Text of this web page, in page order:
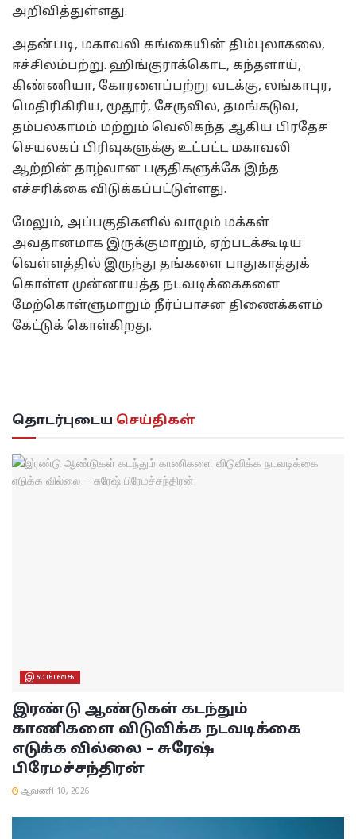
அறிவித்துள்ளது.
அதன்படி, மகாவலி கங்கையின் திம்புலாகலை,
ஈச்சிலம்பற்று. ஹிங்குராக்கொட, கந்தளாய்,
கிண்ணியா, கோரளைப்பற்று வடக்கு, லங்காபுர,
மெதிரிகிரிய, மூதூர், சேருவில, தமங்கடுவ,
தம்பலகாமம் மற்றும் வெலிகந்த ஆகிய பிரதேச
செயலகப் பிரிவுகளுக்கு உட்பட்ட மகாவலி
ஆற்றின் தாழ்வான பகுதிகளுக்கே இந்த
எச்சரிக்கை விடுக்கப்பட்டுள்ளது.
மேலும், அப்பகுதிகளில் வாழும் மக்கள்
அவதானமாக இருக்குமாறும், ஏற்படக்கூடிய
வெள்ளத்தில் இருந்து தங்களை பாதுகாத்துக்
கொள்ள முன்னாயத்த நடவடிக்கைகளை
மேற்கொள்ளுமாறும் நீர்ப்பாசன திணைக்களம்
கேட்டுக் கொள்கிறது.
தொடர்புடைய செய்திகள்
இலங்கை
இரண்டு ஆண்டுகள் கடந்தும்
காணிகளை விடுவிக்க நடவடிக்கை
எடுக்க வில்லை – சுரேஷ்
பிரேமச்சந்திரன்
ஆவணி 10, 2026